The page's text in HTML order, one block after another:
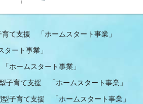
届出・証明
教育
児童福祉
外国人観光客向けページ
廃棄物
フラシティいわき
育て支援 「ホームスタート事業」
ート事業」
ホームスタート事業」
子育て支援 「ホームスタート事業」
型子育て支援 「ホームスタート事業」